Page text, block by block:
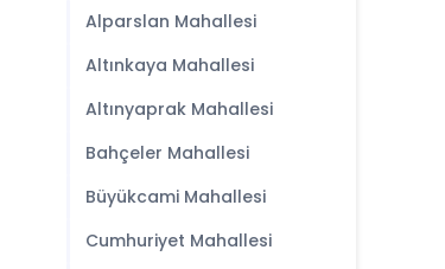
Alparslan Mahallesi
Altınkaya Mahallesi
Altınyaprak Mahallesi
Bahçeler Mahallesi
Büyükcami Mahallesi
Cumhuriyet Mahallesi